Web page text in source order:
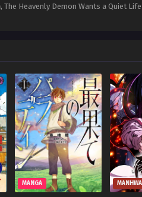
Heavenly Demon Wants a Quiet
MANGA MANHWA